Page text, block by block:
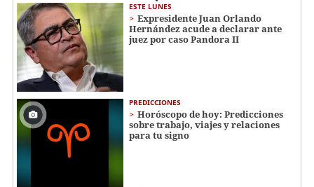
ESTE LUNES
Expresidente Juan Orlando
Hernández acude a declarar ante
juez por caso Pandora II
PREDICCIONES
Horóscopo de hoy: Predicciones
sobre trabajo, viajes y relaciones
para tu signo